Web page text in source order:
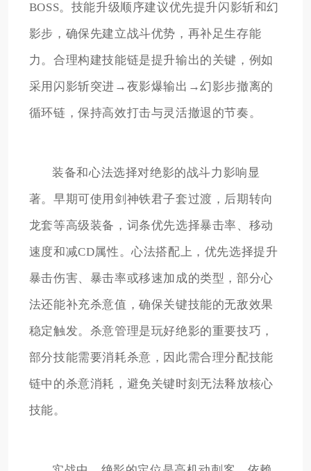
BOSS。技能升级顺序建议优先提升闪影斩和幻
影步，确保先建立战斗优势，再补足生存能
力。合理构建技能链是提升输出的关键，例如
采用闪影斩突进→夜影爆输出→幻影步撤离的
循环链，保持高效打击与灵活撤退的节奏。
装备和心法选择对绝影的战斗力影响显
著。早期可使用剑神铁君子套过渡，后期转向
龙套等高级装备，词条优先选择暴击率、移动
速度和减CD属性。心法搭配上，优先选择提升
暴击伤害、暴击率或移速加成的类型，部分心
法还能补充杀意值，确保关键技能的无敌效果
稳定触发。杀意管理是玩好绝影的重要技巧，
部分技能需要消耗杀意，因此需合理分配技能
链中的杀意消耗，避免关键时刻无法释放核心
技能。